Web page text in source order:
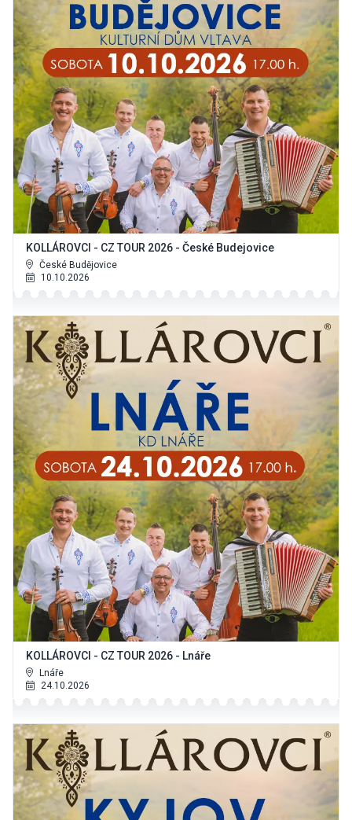
KOLLÁROVCI - CZ TOUR 2026 - České Budejovice
České Budějovice
10.10.2026
KOLLÁROVCI - CZ TOUR 2026 - Lnáře
Lnáře
24.10.2026